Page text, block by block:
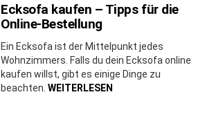
Ecksofa kaufen – Tipps für die
Online-Bestellung
Ein Ecksofa ist der Mittelpunkt jedes
Wohnzimmers. Falls du dein Ecksofa online
kaufen willst, gibt es einige Dinge zu
beachten. WEITERLESEN